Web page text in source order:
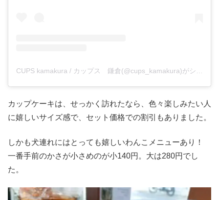
カップケーキは、せっかく訪れたなら、色々楽しみたい人
に嬉しいサイズ感で、セット価格での割引もありました。
しかも犬連れにはとっても嬉しいわんこメニューあり！
一番手前のかさが小さめのが小140円。大は280円でし
た。